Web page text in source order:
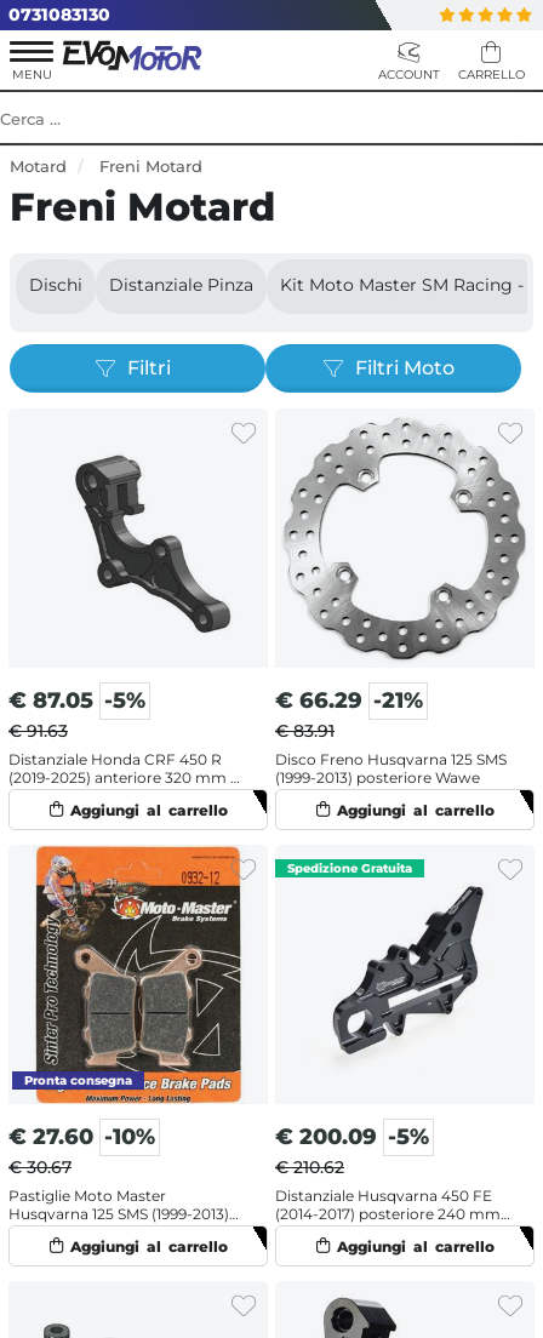
0731083130
Motard Freni Motard
Freni Motard
Dischi Distanziale Pinza Kit Moto Master SM Racing -
Filtri Filtri Moto
€ 87.05 -5%
€ 91.63
Distanziale Honda CRF 450 R
(2019-2025) anteriore 320 mm -
Moto Master
€ 66.29 -21%
€ 83.91
Disco Freno Husqvarna 125 SMS
(1999-2013) posteriore Wawe
€ 27.60 -10%
€ 30.67
Pastiglie Moto Master
Husqvarna 125 SMS (1999-2013)
posteriori GP
€ 200.09 -5%
€ 210.62
Distanziale Husqvarna 450 FE
(2014-2017) posteriore 240 mm -
Moto Master